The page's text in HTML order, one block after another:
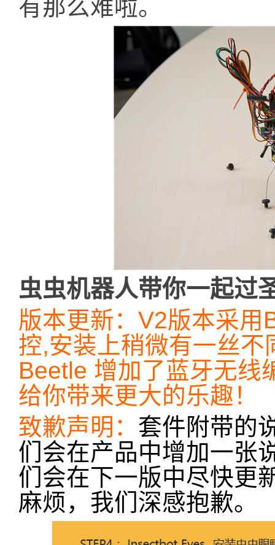
有那么难啦。
虫虫机器人带你一起过
版本更新：V2版本采
控,安装上稍微有一丝
Beetle 增加了蓝牙无线
给你带来更大的乐趣！
致歉声明： 套件附带的
们会在产品中增加一张
们会在下一版中尽快更
麻烦，我们深感抱歉。